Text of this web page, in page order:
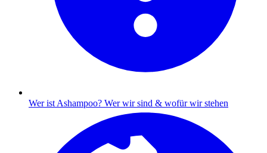
Wer ist Ashampoo? Wer wir sind & wofür wir stehen